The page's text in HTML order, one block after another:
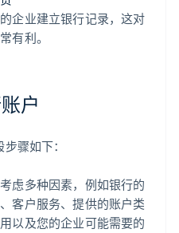
企业建立银行记录，这对
有利。
户
骤如下：
考虑多种因素，例如银行的
客户服务、提供的账户类
以及您的企业可能需要的